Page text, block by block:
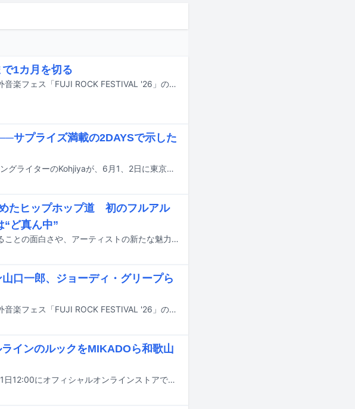
1カ月を切る
7月24日から26日まで新潟・苗場スキー場で行われる野外音楽フェス「FUJI ROCK FESTIVAL '26」のタイムテーブルが公開された。
サプライズ満載の2DAYSで示した
2002年生まれ、長崎県長崎市麹屋町出身のラッパー・ソングライターのKohjiyaが、6月1、2日に東京・日本武道館でワンマンライブ「THE KIDS NEVER MET SHOW」を開催した。
たヒップホップ道 初のフルアル
“ど真ん中”
アーティストの音楽遍歴を紐解くことで、音楽を探求することの面白さや、アーティストの新たな魅力を浮き彫りにするこの企画。今回は「RAPSTAR 2024」王者であり、6月1、2日に東京・日本武道館公演を控えているKohjiyaの音楽遍歴に迫った。
口一郎、ジョーディ・グリープら
7月24日から26日に新潟・苗場スキー場で開催される野外音楽フェス「FUJI ROCK FESTIVAL '26」の出演アーティスト第2弾が発表された。
インのルックをMIKADOら和歌山
ヒップホップフェス「POP YOURS」の新アイテムが4月1日12:00にオフィシャルオンラインストアで発売されることが決定した。